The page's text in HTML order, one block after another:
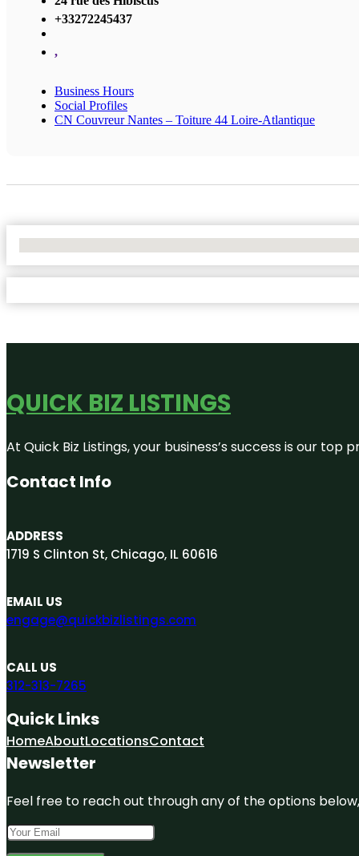
+33272245437
,
Business Hours
Social Profiles
CN Couvreur Nantes – Toiture 44 Loire-Atlantique
QUICK BIZ LISTINGS
At Quick Biz Listings, your business’s success is our
Contact Info
ADDRESS
1719 S Clinton St, Chicago, IL 60616
EMAIL US
engage@quickbizlistings.com
CALL US
312-313-7265
Quick Links
HomeAboutLocationsContact
Newsletter
Feel free to reach out through any of the options